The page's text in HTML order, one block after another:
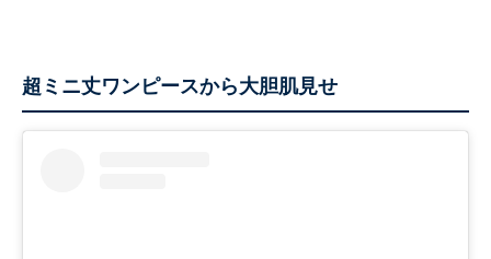
超ミニ丈ワンピースから大胆肌見せ